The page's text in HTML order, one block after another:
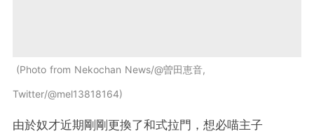
Photo from Nekochan News/@曽田恵音,
Twitter/@mel13818164
由於奴才近期剛剛更換了和式拉門，想必喵主子